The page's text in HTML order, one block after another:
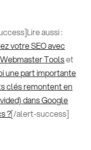
aussi :
votre SEO avec
Toolset
une part importante
clés remontent en
dans Google
?[/alert-success]